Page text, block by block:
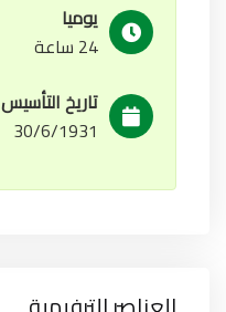
يوميا
24 ساعة
تاريخ التأسيس
30/6/1931